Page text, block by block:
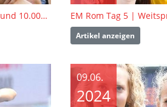
EM Rom Tag 5 | Zehnkampf-Abschluss und 10.000 Meter-Finale
Artikel anzeigen
09.06.
2024